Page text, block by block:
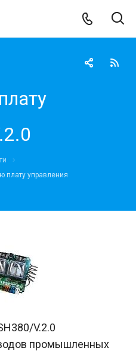
плату управления
V.2.0
промышленных